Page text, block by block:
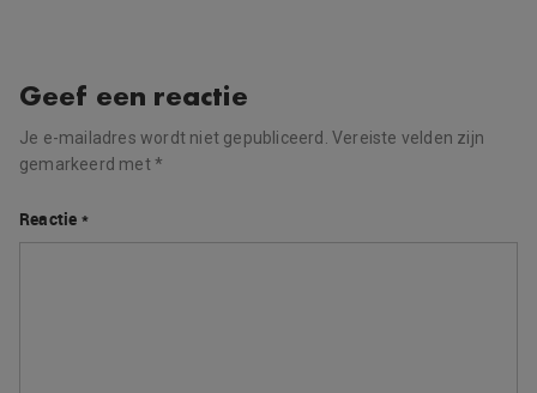
Geef een reactie
Je e-mailadres wordt niet gepubliceerd. Vereiste velden zijn
gemarkeerd met*
Reactie *